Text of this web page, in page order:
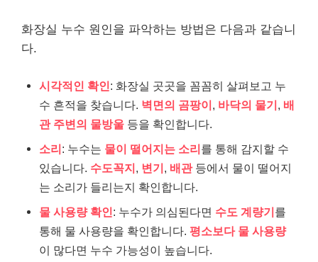
화장실 누수 원인을 파악하는 방법은 다음과 같습니
다.
시각적인 확인: 화장실 곳곳을 꼼꼼히 살펴보고 누
수 흔적을 찾습니다. 벽면의 곰팡이 바닥의 물기
배
관 주변의 물방울 등을 확인합니다.
소리: 누수는 물이 떨어지는 소리를 통해 감지할 수
있습니다. 수도꼭지 변기 배관등에서 물이 떨어지
는 소리가 들리는지 확인합니다.
물 사용량 확인: 누수가 의심된다면 수도 계량기를
통해 물 사용량을 확인합니다. 평소보다 물 사용량
이 많다면 누수 가능성이 높습니다.